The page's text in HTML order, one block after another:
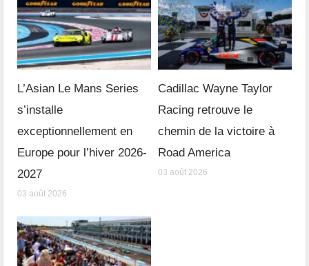
L’Asian Le Mans Series
s’installe
exceptionnellement en
Europe pour l’hiver 2026-
2027
03 août 2026
Cadillac Wayne Taylor
Racing retrouve le
chemin de la victoire à
Road America
03 août 2026